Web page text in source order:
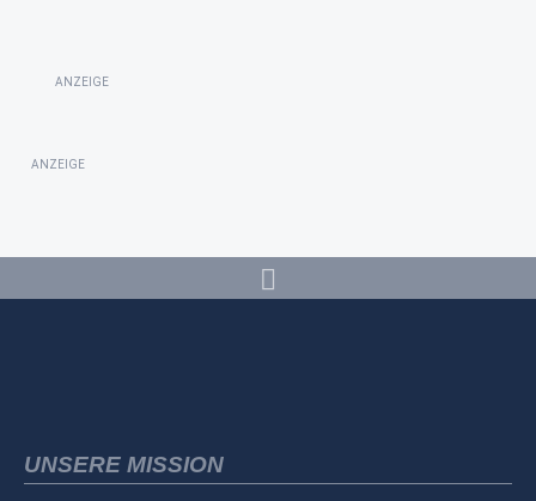
ANZEIGE
ANZEIGE
UNSERE MISSION